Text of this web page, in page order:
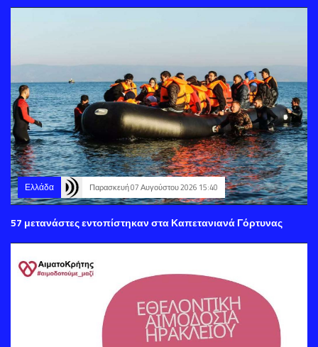
Ελλάδα Παρασκευή 07 Αυγούστου 2026 15:40
57 μετανάστες εντοπίστηκαν στα Καπετανιανά Γόρτυνας